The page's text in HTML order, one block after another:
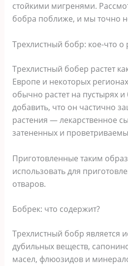
стойкими мигренями.
бобра поближе, и мы точно
Трехлистный бобр: кое-что о
Трехлистный бобер растет
Европе и некоторых
обычно растет на пустырях и
добавить, что он частично
растения — лекарственное
затененных и
Приготовленные таким
использовать для
отваров.
Бобрек: что содержит?
Трехлистный бобр является
дубильных веществ,
масел, флюозидов и